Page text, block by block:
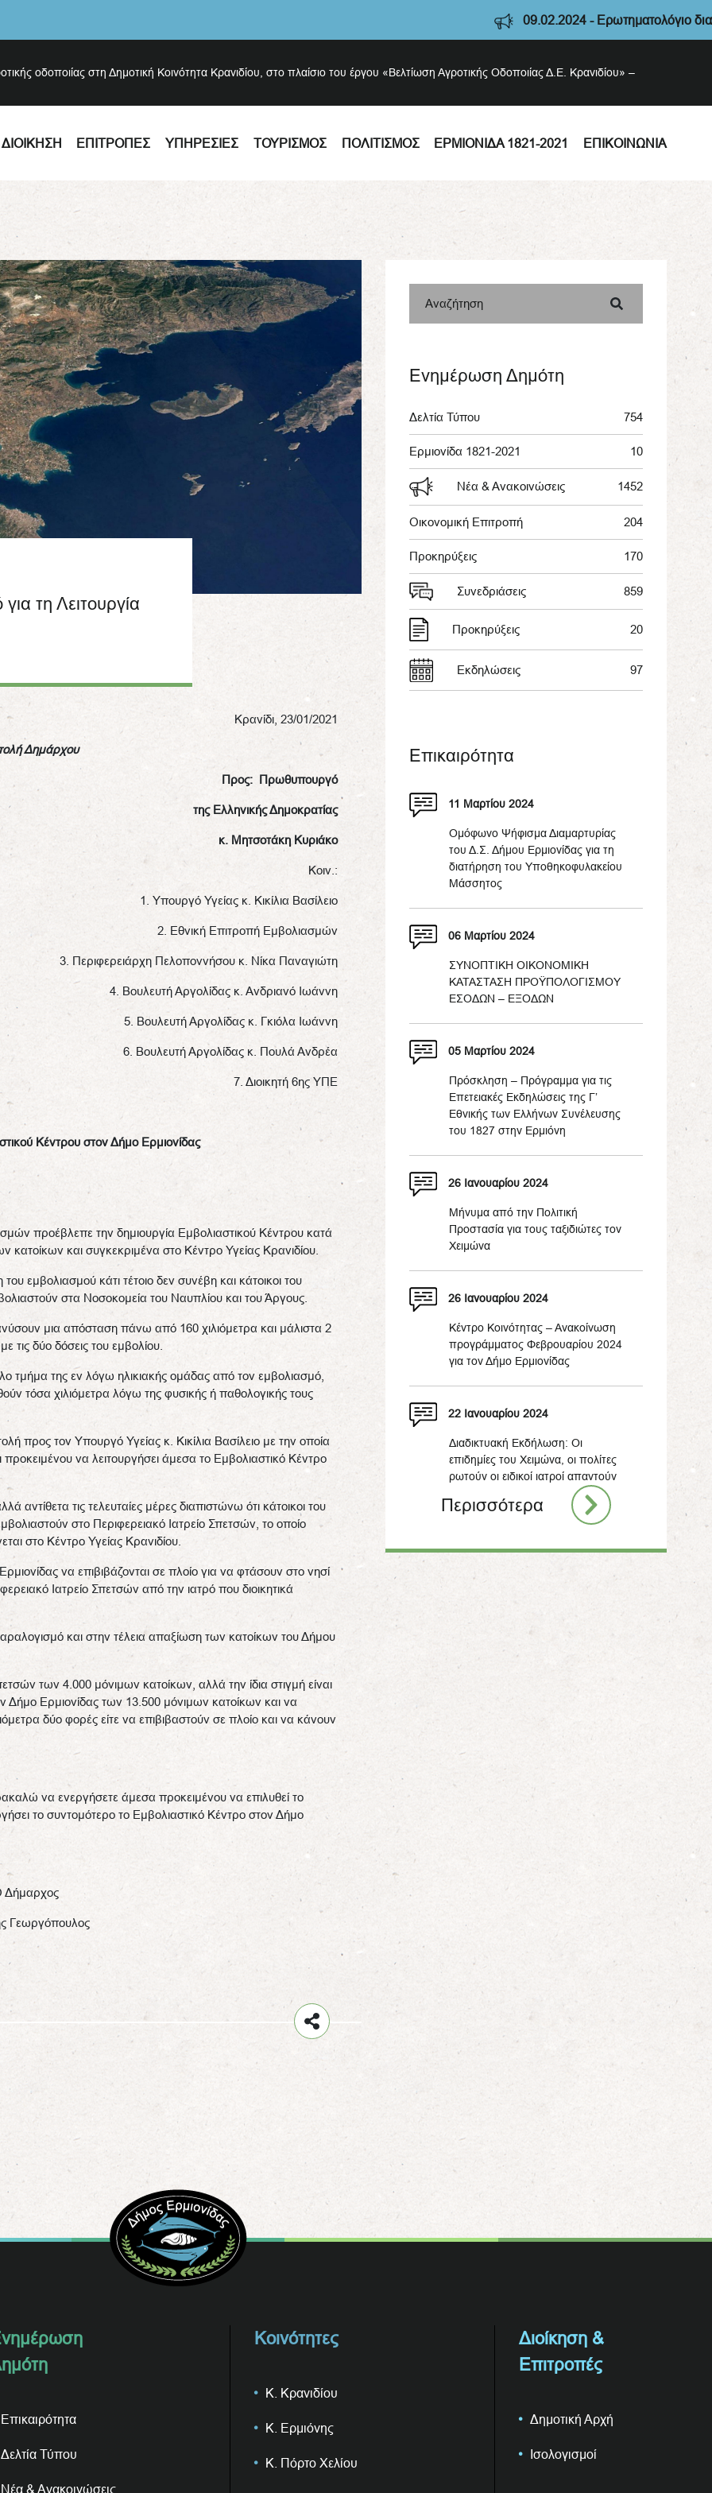
09.02.2024 - Ερωτηματολόγιο διαβούλευσης
οδοποιίας στη Δημοτική Κοινότητα Κρανιδίου, στο πλαίσιο του έργου «Βελτίωση Αγροτικής Οδοποιίας Δ.Ε. Κρανιδίου» –
ΔΙΟΊΚΗΣΗ ΕΠΙΤΡΟΠΈΣ ΥΠΗΡΕΣΊΕΣ ΤΟΥΡΙΣΜΌΣ ΠΟΛΙΤΙΣΜΌΣ ΕΡΜΙΟΝΊΔΑ 1821-2021 ΕΠΙΚΟΙΝΩΝΊΑ
τη Λειτουργία
Κρανίδι, 23/01/2021
Δημάρχου
Προς: Πρωθυπουργό
της Ελληνικής Δημοκρατίας
κ. Μητσοτάκη Κυριάκο
Κοιν.:
1. Υπουργό Υγείας κ. Κικίλια Βασίλειο
2. Εθνική Επιτροπή Εμβολιασμών
3. Περιφερειάρχη Πελοποννήσου κ. Νίκα Παναγιώτη
4. Βουλευτή Αργολίδας κ. Ανδριανό Ιωάννη
5. Βουλευτή Αργολίδας κ. Γκιόλα Ιωάννη
6. Βουλευτή Αργολίδας κ. Πουλά Ανδρέα
7. Διοικητή 6ης ΥΠΕ
Κέντρου στον Δήμο Ερμιονίδας
προέβλεπε την δημιουργία Εμβολιαστικού Κέντρου κατά
και συγκεκριμένα στο Κέντρο Υγείας Κρανιδίου.
εμβολιασμού κάτι τέτοιο δεν συνέβη και κάτοικοι του
στα Νοσοκομεία του Ναυπλίου και του Άργους.
μια απόσταση πάνω από 160 χιλιόμετρα και μάλιστα 2
δύο δόσεις του εμβολίου.
τμήμα της εν λόγω ηλικιακής ομάδας από τον εμβολιασμό,
τόσα χιλιόμετρα λόγω της φυσικής ή παθολογικής τους
προς τον Υπουργό Υγείας κ. Κικίλια Βασίλειο με την οποία
να λειτουργήσει άμεσα το Εμβολιαστικό Κέντρο
τις τελευταίες μέρες διαπιστώνω ότι κάτοικοι του
στο Περιφερειακό Ιατρείο Σπετσών, το οποίο
στο Κέντρο Υγείας Κρανιδίου.
να επιβιβάζονται σε πλοίο για να φτάσουν στο νησί
Ιατρείο Σπετσών από την ιατρό που διοικητικά
και στην τέλεια απαξίωση των κατοίκων του Δήμου
των 4.000 μόνιμων κατοίκων, αλλά την ίδια στιγμή είναι
Δήμο Ερμιονίδας των 13.500 μόνιμων κατοίκων και να
δύο φορές είτε να επιβιβαστούν σε πλοίο και να κάνουν
να ενεργήσετε άμεσα προκειμένου να επιλυθεί το
το συντομότερο το Εμβολιαστικό Κέντρο στον Δήμο
Δήμαρχος
Γεωργόπουλος
Αναζήτηση
Ενημέρωση Δημότη
Δελτία Τύπου 754
Ερμιονίδα 1821-2021 10
Νέα & Ανακοινώσεις 1452
Οικονομική Επιτροπή 204
Προκηρύξεις 170
Συνεδριάσεις 859
Προκηρύξεις 20
Εκδηλώσεις 97
Επικαιρότητα
11 Μαρτίου 2024
Ομόφωνο Ψήφισμα Διαμαρτυρίας
του Δ.Σ. Δήμου Ερμιονίδας για τη
διατήρηση του Υποθηκοφυλακείου
Μάσσητος
06 Μαρτίου 2024
ΣΥΝΟΠΤΙΚΗ ΟΙΚΟΝΟΜΙΚΗ
ΚΑΤΑΣΤΑΣΗ ΠΡΟΫΠΟΛΟΓΙΣΜΟΥ
ΕΣΟΔΩΝ – ΕΞΟΔΩΝ
05 Μαρτίου 2024
Πρόσκληση – Πρόγραμμα για τις
Επετειακές Εκδηλώσεις της Γ’
Εθνικής των Ελλήνων Συνέλευσης
του 1827 στην Ερμιόνη
26 Ιανουαρίου 2024
Μήνυμα από την Πολιτική
Προστασία για τους ταξιδιώτες τον
Χειμώνα
26 Ιανουαρίου 2024
Κέντρο Κοινότητας – Ανακοίνωση
προγράμματος Φεβρουαρίου 2024
για τον Δήμο Ερμιονίδας
22 Ιανουαρίου 2024
Διαδικτυακή Εκδήλωση: Οι
επιδημίες του Χειμώνα, οι πολίτες
ρωτούν οι ειδικοί ιατροί απαντούν
Περισσότερα
Επικαιρότητα
Δελτία Τύπου
Νέα & Ανακοινώσεις
Κοινότητες
Κ. Κρανιδίου
Κ. Ερμιόνης
Κ. Πόρτο Χελίου
Διοίκηση &
Επιτροπές
Δημοτική Αρχή
Ισολογισμοί